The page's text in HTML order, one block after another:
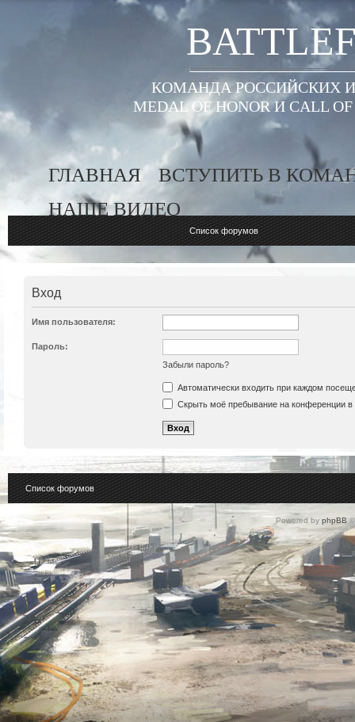
КОМАНДА РОССИЙСКИХ
MEDAL OF HONOR И
ГЛАВНАЯ
ВСТУПИТЬ В
НАШЕ ВИДЕО
Список форумов
Вход
Имя пользователя:
Пароль:
Забыли пароль?
Автоматически входить при каждом
Скрыть моё пребывание на конференции в
Список форумов
Powered by phpBB©